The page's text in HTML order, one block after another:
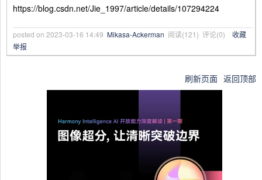
https://blog.csdn.net/Jie_1997/article/details/107294224
posted on 2023-03-16 14:49 Mikasa-Ackerman 阅读(121) 评论(0) 收藏
举报
刷新页面 返回顶部